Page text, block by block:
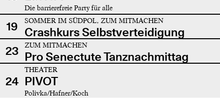
Die barrierefreie Party für alle
19 SOMMER IM SÜDPOL, ZUM MITMACHEN
Crashkurs Selbstverteidigung
23
ZUM MITMACHEN
Pro Senectute Tanznachmittag
24
THEATER
PIVOT
Polivka/Hafner/Koch